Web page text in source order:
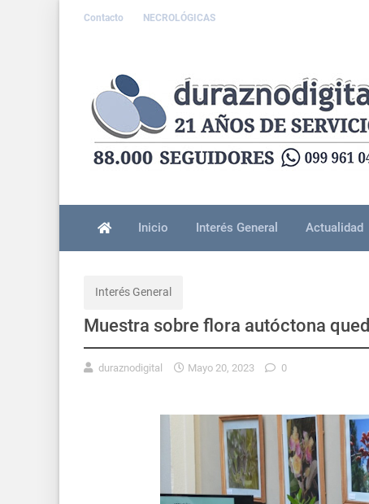
Contacto NECROLÓGICAS
Inicio Interés General Actualidad
Interés General
Muestra sobre flora autóctona
duraznodigital Mayo 20, 2023 0